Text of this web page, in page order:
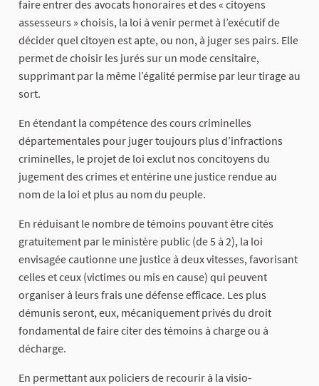
faire entrer des avocats honoraires et des « citoyens
assesseurs » choisis, la loi à venir permet à l’exécutif de
décider quel citoyen est apte, ou non, à juger ses pairs. Elle
permet de choisir les jurés sur un mode censitaire,
supprimant par la même l’égalité permise par leur tirage au
sort.
En étendant la compétence des cours criminelles
départementales pour juger toujours plus d’infractions
criminelles, le projet de loi exclut nos concitoyens du
jugement des crimes et entérine une justice rendue au
nom de la loi et plus au nom du peuple.
En réduisant le nombre de témoins pouvant être cités
gratuitement par le ministère public (de 5 à 2), la loi
envisagée cautionne une justice à deux vitesses, favorisant
celles et ceux (victimes ou mis en cause) qui peuvent
organiser à leurs frais une défense efficace. Les plus
démunis seront, eux, mécaniquement privés du droit
fondamental de faire citer des témoins à charge ou à
décharge.
En permettant aux policiers de recourir à la visio-